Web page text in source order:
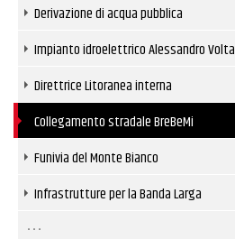
Derivazione di acqua pubblica
Impianto idroelettrico Alessandro Volta
Direttrice Litoranea interna
Collegamento stradale BreBeMi
Funivia del Monte Bianco
Infrastrutture per la Banda Larga